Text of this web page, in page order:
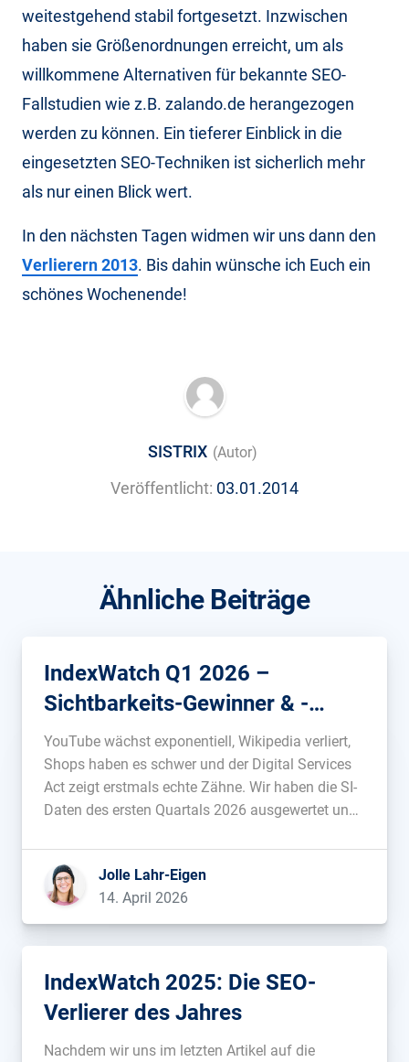
weitestgehend stabil fortgesetzt. Inzwischen
haben sie Größenordnungen erreicht, um als
willkommene Alternativen für bekannte SEO-
Fallstudien wie z.B. zalando.de herangezogen
werden zu können. Ein tieferer Einblick in die
eingesetzten SEO-Techniken ist sicherlich mehr
als nur einen Blick wert.
In den nächsten Tagen widmen wir uns dann den
Verlierern 2013. Bis dahin wünsche ich Euch ein
schönes Wochenende!
SISTRIX (Autor)
Veröffentlicht: 03.01.2014
Ähnliche Beiträge
IndexWatch Q1 2026 –
Sichtbarkeits-Gewinner & -
Verlierer
YouTube wächst exponentiell, Wikipedia verliert,
Shops haben es schwer und der Digital Services
Act zeigt erstmals echte Zähne. Wir haben die SI-
Daten des ersten Quartals 2026 ausgewertet und
Google-Suche gewonnen und verloren haben und
warum....Jolle Lahr-Eigen
14. April 2026
IndexWatch 2025: Die SEO-
Verlierer des Jahres
Nachdem wir uns im letzten Artikel auf die